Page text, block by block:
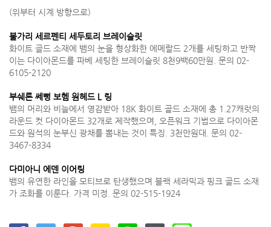
(위부터 시계 방향으로)
불가리 세르펜티 세두토리 브레이슬릿
화이트 골드 소재에 뱀의 눈을 형상화한 에메랄드 2개를 세팅하고 반짝
이는 다이아몬드를 파베 세팅한 브레이슬릿 8천9백60만원. 문의 02-
6105-2120
부쉐론 쎄뻥 보헴 원헤드 L 링
뱀의 머리와 비늘에서 영감받아 18K 화이트 골드 소재에 총 1.27캐럿의
라운드 컷 다이아몬드 32개로 제작했으며, 오픈워크 기법으로 다이아몬
드와 원석의 눈부신 광채를 뽐내는 것이 특징. 3천만원대. 문의 02-
3467-8334
다미아니 에덴 이어링
뱀의 유연한 라인을 모티브로 탄생했으며 블랙 세라믹과 핑크 골드 소재
가 조화를 이룬다. 가격 미정. 문의 02-515-1924